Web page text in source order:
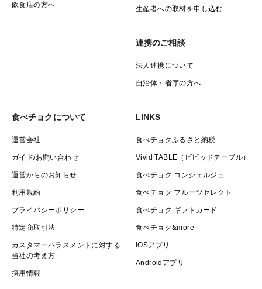
果肉がたっぷりで食べごたえがあり、とても美味しいで
◇そのほか
ジャム、甘露煮、らっきょう酢漬け、等々
〜いろいろなレシピに活用していただけます〜
好評をいただいています。
自然に育った梅にふれながら、親子で季節を味わうひと
飲食店の方へ 生産者への取材を申し込む
連携のご相談
法人連携について
自治体・省庁の方へ
食べチョクについて
運営会社
ガイド/お問い合わせ
運営からのお知らせ
利用規約
プライバシーポリシー
特定商取引法
カスタマーハラスメントに対する
当社の考え方
採用情報
LINKS
食べチョクふるさと納税
Vivid TABLE（ビビッドテーブル）
食べチョク コンシェルジュ
食べチョク フルーツセレクト
食べチョク ギフトカード
食べチョク&more
iOSアプリ
Androidアプリ